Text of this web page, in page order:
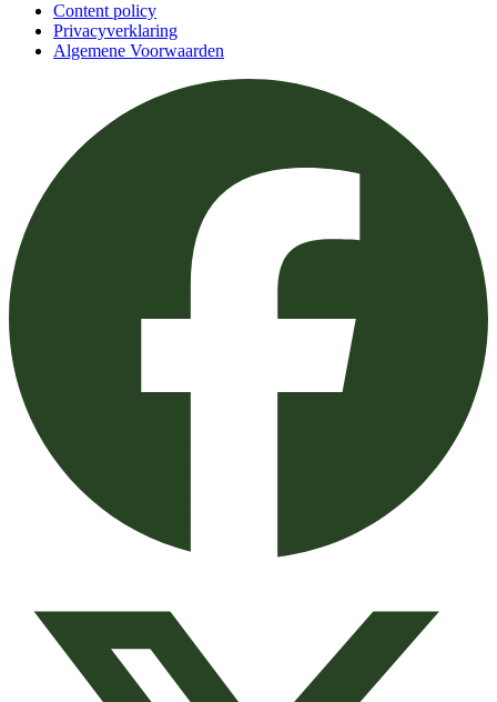
Content policy
Privacyverklaring
Algemene Voorwaarden